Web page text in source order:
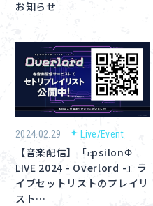
お知らせ
2024.02.29 Live/Event
【音楽配信】「εpsilonΦ
LIVE 2024 - Overlord -」ラ
イブセットリストのプレイリ
スト…